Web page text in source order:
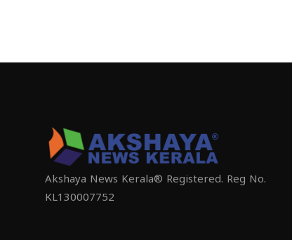
Akshaya News Kerala® Registered. Reg No.
KL130007752